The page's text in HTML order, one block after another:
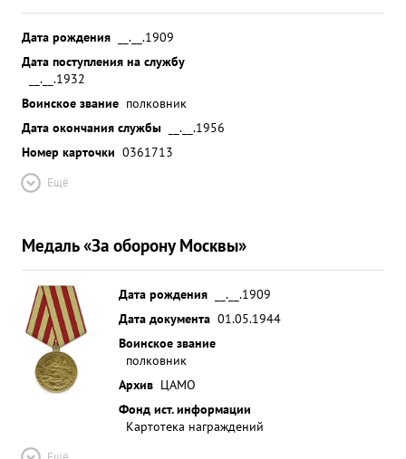
Дата рождения
__.__.1909
Дата поступления на службу
__.__.1932
Воинское звание полковник
Дата окончания службы
__.__.1956
Номер карточки 0361713
Ещё
Медаль «За оборону Москвы»
Дата рождения
__.__.1909
Дата документа 01.05.1944
Воинское звание
полковник
Архив ЦАМО
Фонд ист. информации
Картотека награждений